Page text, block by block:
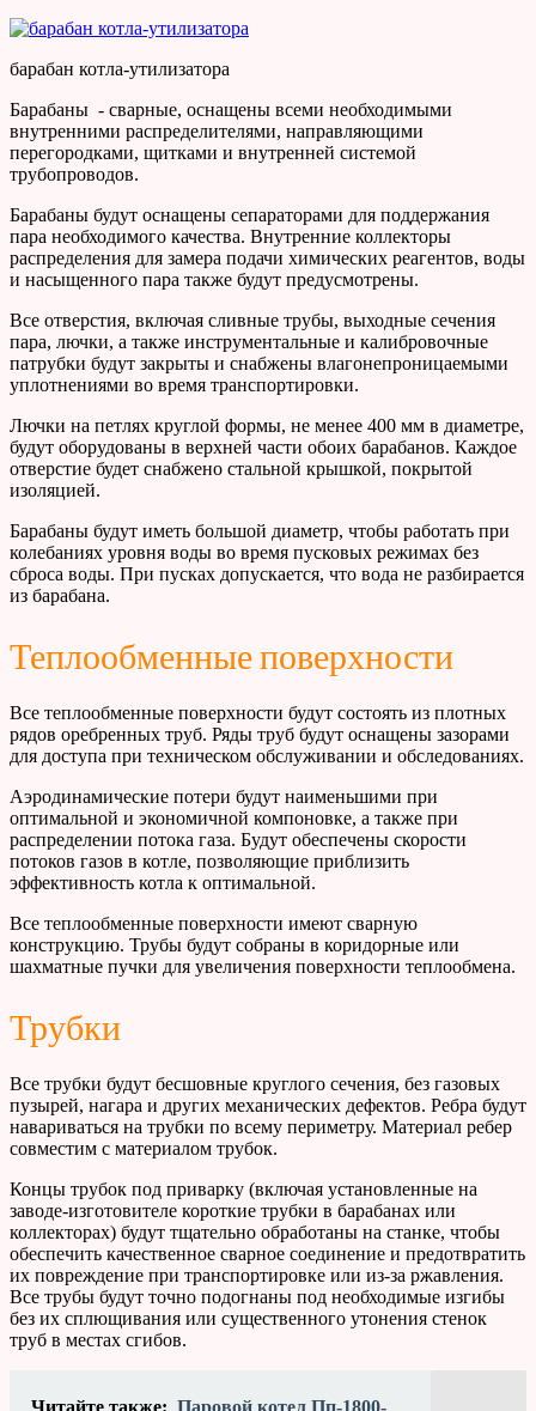
барабан котла-утилизатора
Барабаны - сварные, оснащены всеми необходимыми
внутренними распределителями, направляющими
перегородками, щитками и внутренней системой
трубопроводов.
Барабаны будут оснащены сепараторами для поддержания
пара необходимого качества. Внутренние коллекторы
распределения для замера подачи химических реагентов, воды
и насыщенного пара также будут предусмотрены.
Все отверстия, включая сливные трубы, выходные сечения
пара, лючки, а также инструментальные и калибровочные
патрубки будут закрыты и снабжены влагонепроницаемыми
уплотнениями во время транспортировки.
Лючки на петлях круглой формы, не менее 400 мм в диаметре,
будут оборудованы в верхней части обоих барабанов. Каждое
отверстие будет снабжено стальной крышкой, покрытой
изоляцией.
Барабаны будут иметь большой диаметр, чтобы работать при
колебаниях уровня воды во время пусковых режимах без
сброса воды. При пусках допускается, что вода не разбирается
из барабана.
Теплообменные поверхности
Все теплообменные поверхности будут состоять из плотных
рядов оребренных труб. Ряды труб будут оснащены зазорами
для доступа при техническом обслуживании и обследованиях.
Аэродинамические потери будут наименьшими при
оптимальной и экономичной компоновке, а также при
распределении потока газа. Будут обеспечены скорости
потоков газов в котле, позволяющие приблизить
эффективность котла к оптимальной.
Все теплообменные поверхности имеют сварную
конструкцию. Трубы будут собраны в коридорные или
шахматные пучки для увеличения поверхности теплообмена.
Трубки
Все трубки будут бесшовные круглого сечения, без газовых
пузырей, нагара и других механических дефектов. Ребра будут
навариваться на трубки по всему периметру. Материал ребер
совместим с материалом трубок.
Концы трубок под приварку (включая установленные на
заводе-изготовителе короткие трубки в барабанах или
коллекторах) будут тщательно обработаны на станке, чтобы
обеспечить качественное сварное соединение и предотвратить
их повреждение при транспортировке или из-за ржавления.
Все трубы будут точно подогнаны под необходимые изгибы
без их сплющивания или существенного утонения стенок
труб в местах сгибов.
Читайте также: Паровой котел Пп-1800-